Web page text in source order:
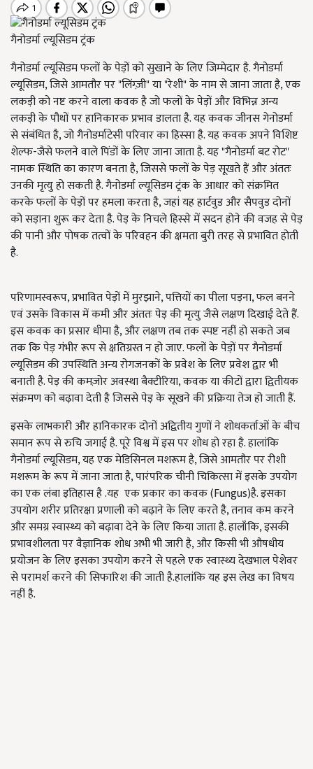
गैनोडर्मा ल्यूसिडम ट्रंक
गैनोडर्मा ल्यूसिडम फलों के पेड़ों को सुखाने के लिए जिम्मेदार है. गैनोडर्मा
ल्यूसिडम, जिसे आमतौर पर "लिंग्ज़ी" या "रेशी" के नाम से जाना जाता है, एक
लकड़ी को नष्ट करने वाला कवक है जो फलों के पेड़ों और विभिन्न अन्य
लकड़ी के पौधों पर हानिकारक प्रभाव डालता है. यह कवक जीनस गेनोडर्मा
से संबंधित है, जो गैनोडर्माटेसी परिवार का हिस्सा है. यह कवक अपने विशिष्ट
शेल्फ-जैसे फलने वाले पिंडों के लिए जाना जाता है. यह "गैनोडर्मा बट रोट"
नामक स्थिति का कारण बनता है, जिससे फलों के पेड़ सूखते हैं और अंततः
उनकी मृत्यु हो सकती है. गैनोडर्मा ल्यूसिडम ट्रंक के आधार को संक्रमित
करके फलों के पेड़ों पर हमला करता है, जहां यह हार्टवुड और सैपवुड दोनों
को सड़ाना शुरू कर देता है. पेड़ के निचले हिस्से में सदन होने की वजह से पेड़
की पानी और पोषक तत्वों के परिवहन की क्षमता बुरी तरह से प्रभावित होती
है.
परिणामस्वरूप, प्रभावित पेड़ों में मुरझाने, पत्तियों का पीला पड़ना, फल बनने
एवं उसके विकास में कमी और अंततः पेड़ की मृत्यु जैसे लक्षण दिखाई देते हैं.
इस कवक का प्रसार धीमा है, और लक्षण तब तक स्पष्ट नहीं हो सकते जब
तक कि पेड़ गंभीर रूप से क्षतिग्रस्त न हो जाए. फलों के पेड़ों पर गैनोडर्मा
ल्यूसिडम की उपस्थिति अन्य रोगजनकों के प्रवेश के लिए प्रवेश द्वार भी
बनाती है. पेड़ की कमज़ोर अवस्था बैक्टीरिया, कवक या कीटों द्वारा द्वितीयक
संक्रमण को बढ़ावा देती है जिससे पेड़ के सूखने की प्रक्रिया तेज हो जाती हैं.
इसके लाभकारी और हानिकारक दोनों अद्वितीय गुणों ने शोधकर्ताओं के बीच
समान रूप से रुचि जगाई है. पूरे विश्व में इस पर शोध हो रहा है. हालांकि
गैनोडर्मा ल्यूसिडम, यह एक मेडिसिनल मशरूम है, जिसे आमतौर पर रीशी
मशरूम के रूप में जाना जाता है, पारंपरिक चीनी चिकित्सा में इसके उपयोग
का एक लंबा इतिहास है .यह एक प्रकार का कवक (Fungus)है. इसका
उपयोग शरीर प्रतिरक्षा प्रणाली को बढ़ाने के लिए करते है, तनाव कम करने
और समग्र स्वास्थ्य को बढ़ावा देने के लिए किया जाता है. हालाँकि, इसकी
प्रभावशीलता पर वैज्ञानिक शोध अभी भी जारी है, और किसी भी औषधीय
प्रयोजन के लिए इसका उपयोग करने से पहले एक स्वास्थ्य देखभाल पेशेवर
से परामर्श करने की सिफारिश की जाती है.हालांकि यह इस लेख का विषय
नहीं है.